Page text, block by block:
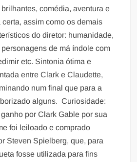
comédia, aventura e
assim como os demais
do diretor: humanidade,
de má índole com
etc. Sintonia ótima e
entre Clark e Claudette,
num final que para a
alguns. Curiosidade:
por Clark Gable por sua
foi leiloado e comprado
Steven Spielberg, que, para
fosse utilizada para fins